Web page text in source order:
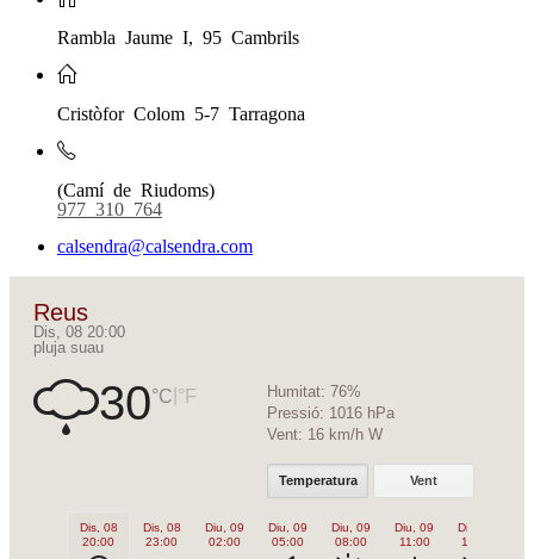
Rambla Jaume I, 95 Cambrils
Cristòfor Colom 5-7 Tarragona
(Camí de Riudoms)
977 310 764
calsendra@calsendra.com
Reus
Dis, 08 20:00
pluja suau
30°C °F Humitat: 76%
Pressió: 1016 hPa
Vent: 16 km/h W
Temperatura Vent
Dis, 08
20:00
Dis, 08
23:00
Diu, 09
02:00
Diu, 09
05:00
Diu, 09
08:00
Diu, 09
11:00
Diu, 09
14:00